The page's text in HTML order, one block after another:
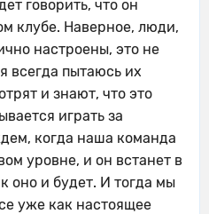
говорить, что он
клубе. Наверное, люди,
настроены, это не
всегда пытаюсь их
и знают, что это
играть за
когда наша команда
уровне, и он встанет в
оно и будет. И тогда мы
уже как настоящее